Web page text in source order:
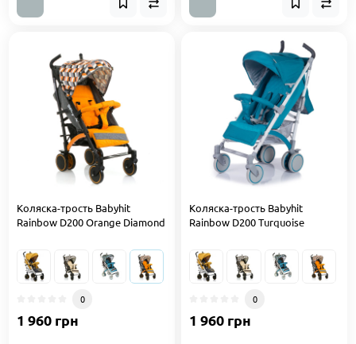
Коляска-трость Babyhit
Rainbow D200 Orange Diamond
0
1 960 грн
Коляска-трость Babyhit
Rainbow D200 Turquoise
0
1 960 грн